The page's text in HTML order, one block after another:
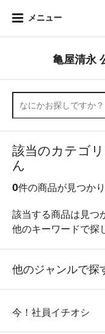
メニュー
亀屋清永
該当のカテゴ
ん
0件の商品が見つか
該当する商品は見つ
他のキーワードで探
他のジャンルで探
今！社員イチオシ